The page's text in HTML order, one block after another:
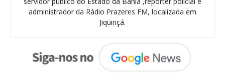
administrador da Rádio Prazeres FM, localizada em
Jiquiriçá.